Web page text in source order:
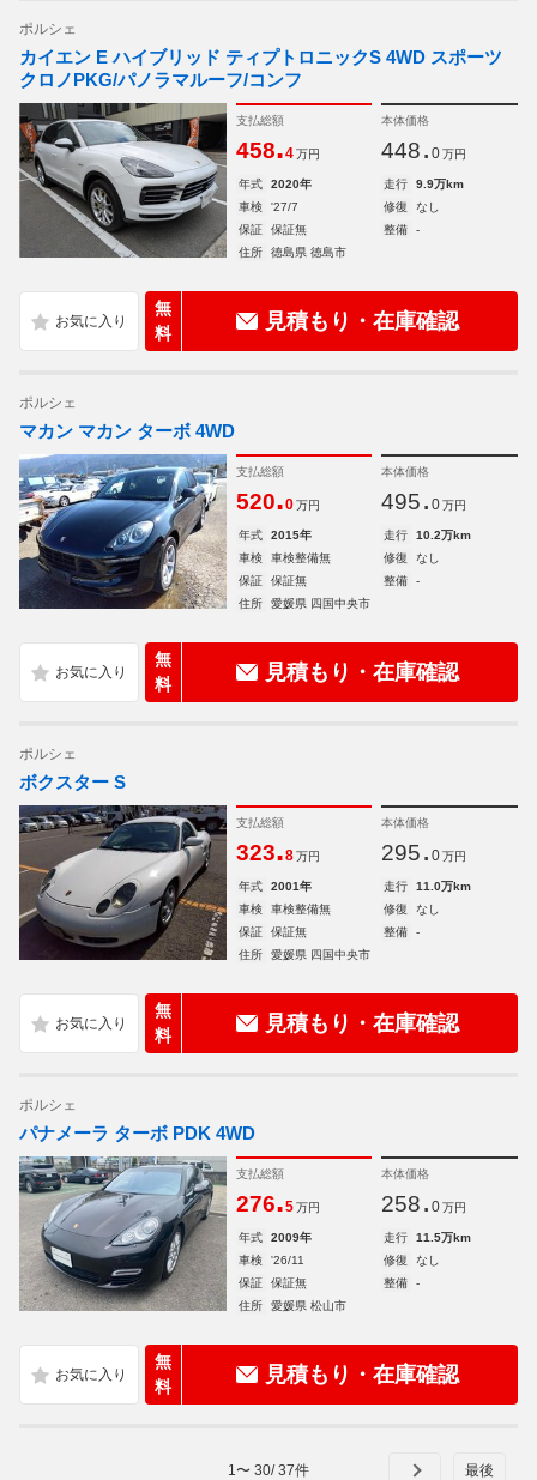
ポルシェ
カイエン E ハイブリッド ティプトロニックS 4WD スポーツ
クロノPKG/パノラマルーフ/コンフ
支払総額
458.4 万円
本体価格
448. 0 万円
年式 2020年 走行
9.9万km
車検
'27/7 修復
なし
保証
保証無 整備
-
住所
徳島県 徳島市
無
料
見積もり・在庫確認
ポルシェ
マカン マカン ターボ 4WD
支払総額
520.0 万円
本体価格
495. 0 万円
年式 2015年 走行
10.2万km
車検
車検整備無 修復
なし
保証
保証無 整備
-
住所
愛媛県 四国中央市
無
料
見積もり・在庫確認
ポルシェ
ボクスター S
支払総額
323.8 万円
本体価格
295. 0 万円
年式 2001年 走行
11.0万km
車検
車検整備無 修復
なし
保証
保証無 整備
-
住所
愛媛県 四国中央市
無
料
見積もり・在庫確認
ポルシェ
パナメーラ ターボ PDK 4WD
支払総額
276.5 万円
本体価格
258. 0 万円
年式 2009年 走行
11.5万km
車検
'26/11 修復
なし
保証
保証無 整備
-
住所
愛媛県 松山市
無
料
見積もり・在庫確認
1 〜 30/37件